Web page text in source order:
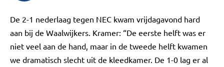
De 2-1 nederlaag tegen NEC kwam vrijdagavond hard
aan bij de Waalwijkers. Kramer: “De eerste helft was er
niet veel aan de hand, maar in de tweede helft kwamen
we dramatisch slecht uit de kleedkamer. De 1-0 lag er al